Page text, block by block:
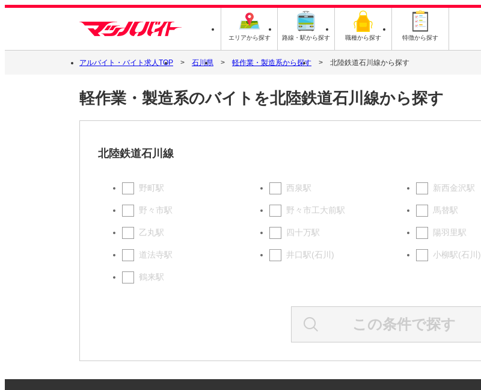
エリアから探す 路線・駅から探す 職種から探す 特徴から探す
アルバイト・バイト求人TOP 石川県 軽作業・製造系から探す 北陸鉄道石川線から探す
軽作業・製造系のバイトを北陸鉄道石川線から探す
北陸鉄道石川線
野町駅 西泉駅 新西金沢駅
野々市駅 野々市工大前駅 馬替駅
乙丸駅 四十万駅 陽羽里駅
道法寺駅 井口駅(石川) 小柳駅(石川)
鶴来駅
この条件で探す